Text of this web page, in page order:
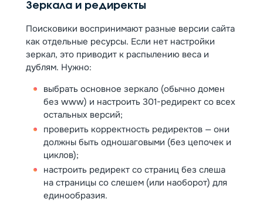
Зеркала и редиректы
Поисковики воспринимают разные версии сайта
как отдельные ресурсы. Если нет настройки
зеркал, это приводит к распылению веса и
дублям. Нужно:
выбрать основное зеркало (обычно домен
без www) и настроить 301-редирект со всех
остальных версий;
проверить корректность редиректов — они
должны быть одношаговыми (без цепочек и
циклов);
настроить редирект со страниц без слеша
на страницы со слешем (или наоборот) для
единообразия.